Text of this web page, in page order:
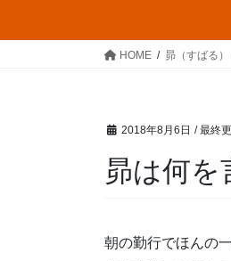
HOME 昴（すばる）
2018年8月6日 / 最終
昴は何
朝の勤行でほんの